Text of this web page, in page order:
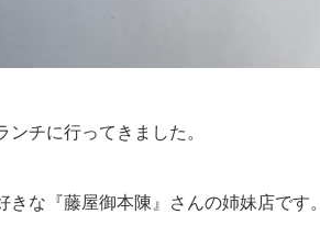
ンチに行ってきました。
な『藤屋御本陳』さんの姉妹店です。